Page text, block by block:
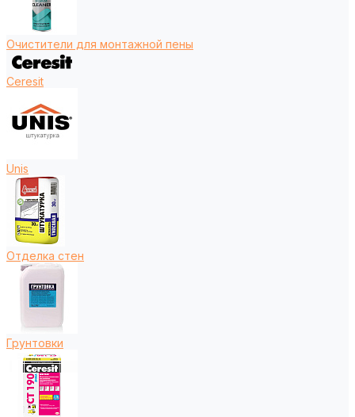
Очистители для монтажной пены
Ceresit
Unis
Отделка стен
Грунтовки